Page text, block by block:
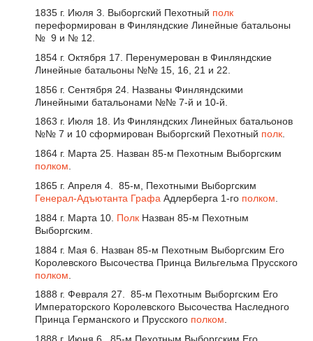
1835 г. Июля 3. Выборгский Пехотный полк
переформирован в Финляндские Линейные батальоны
№ 9 и № 12.
1854 г. Октября 17. Перенумерован в Финляндские
Линейные батальоны №№ 15, 16, 21 и 22.
1856 г. Сентября 24. Названы Финляндскими
Линейными батальонами №№ 7-й и 10-й.
1863 г. Июля 18. Из Финляндских Линейных батальонов
№№ 7 и 10 сформирован Выборгский Пехотный полк.
1864 г. Марта 25. Назван 85-м Пехотным Выборгским
полком
1865 г. Апреля 4. 85-м, Пехотными Выборгским
Генерал-Адъютанта Графа Адлерберга 1-го полком
1884 г. Марта 10. Полк Назван 85-м Пехотным
Выборгским.
1884 г. Мая 6. Назван 85-м Пехотным Выборгским Его
Королевского Высочества Принца Вильгельма Прусского
полком
1888 г. Февраля 27. 85-м Пехотным Выборгским Его
Императорского Королевского Высочества Наследного
Принца Германского и Прусского полком.